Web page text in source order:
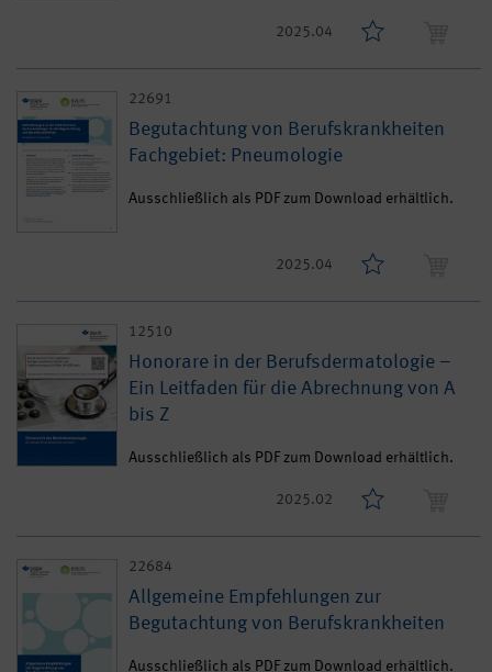
2025.04
22691
Begutachtung von Berufskrankheiten
Fachgebiet: Pneumologie
Ausschließlich als PDF zum Download erhältlich.
2025.04
12510
Honorare in der Berufsdermatologie –
Ein Leitfaden für die Abrechnung von A
bis Z
Ausschließlich als PDF zum Download erhältlich.
2025.02
22684
Allgemeine Empfehlungen zur
Begutachtung von Berufskrankheiten
Ausschließlich als PDF zum Download erhältlich.